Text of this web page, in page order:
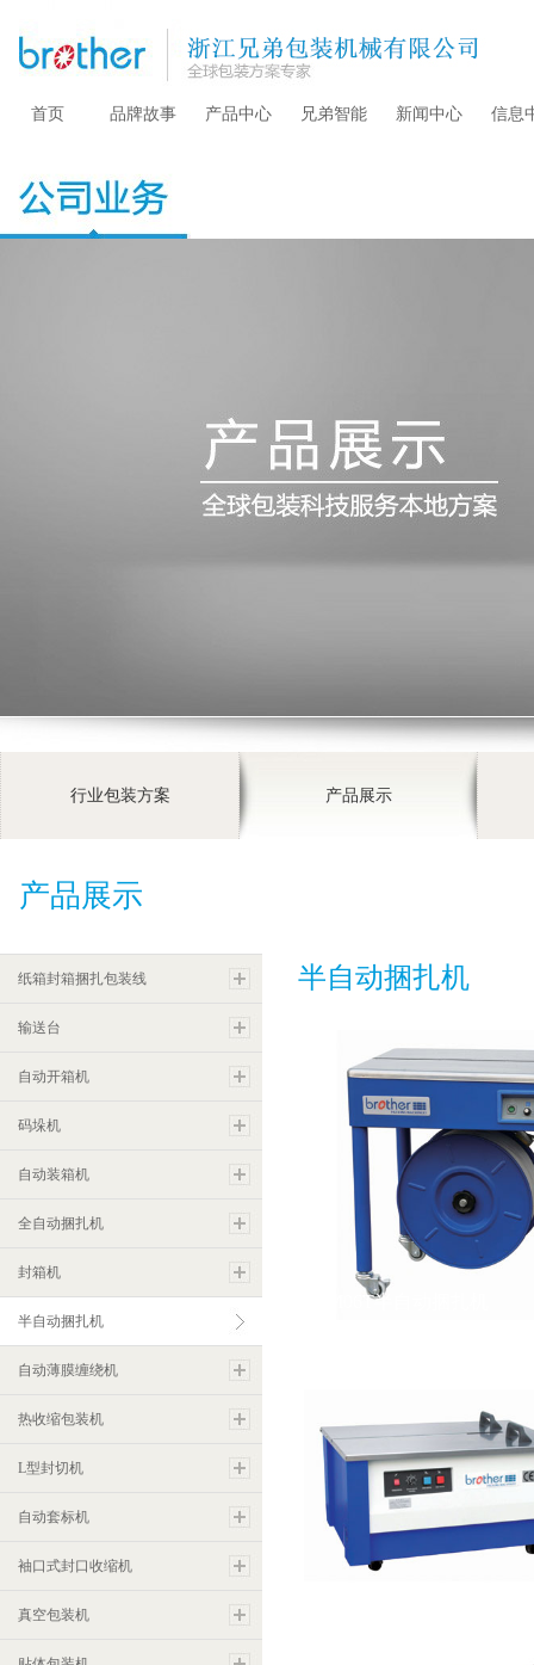
首页 品牌故事 产品中心 兄弟智能 新闻中心 信息
行业包装方案 产品展示
产品展示
纸箱封箱捆扎包装线
输送台
自动开箱机
码垛机
自动装箱机
全自动捆扎机
封箱机
半自动捆扎机
自动薄膜缠绕机
热收缩包装机
L型封切机
自动套标机
袖口式封口收缩机
真空包装机
半自动捆扎机
SM06T半自动捆扎机